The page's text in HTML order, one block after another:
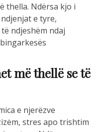
thella. Ndërsa kjo i
e tyre,
ndjeshëm ndaj
më thellë se të
e njerëzve
stres apo trishtim